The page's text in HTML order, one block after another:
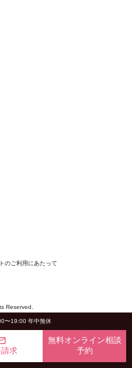
のご利用にあたって
Reserved.
〜19:00 年中無休
求
無料オンライン相談
予約